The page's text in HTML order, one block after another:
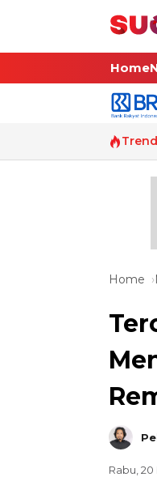
Home
Home
Rabu, 20